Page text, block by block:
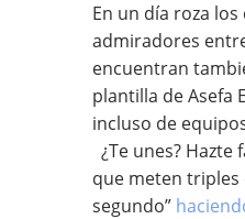
En un día roza
admiradores
encuentran
plantilla de Asefa
incluso de
¿Te unes? Hazte
que meten triples
segundo”